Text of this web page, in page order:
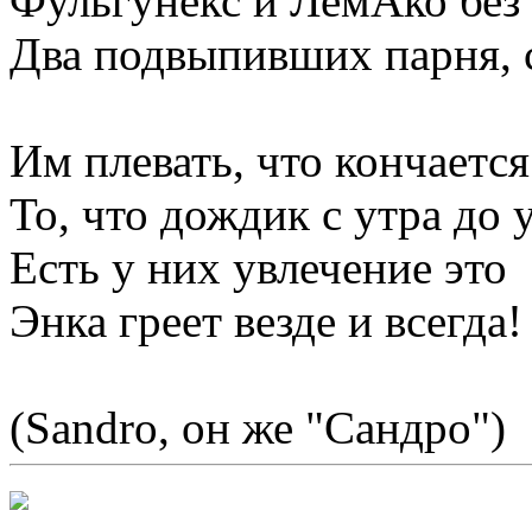
Два подвыпивших парня,
Им плевать, что
То, что дождик с утра до
Есть у них увлечение это
Энка греет везде и всегда!
(Sandro, он же "Сандро")